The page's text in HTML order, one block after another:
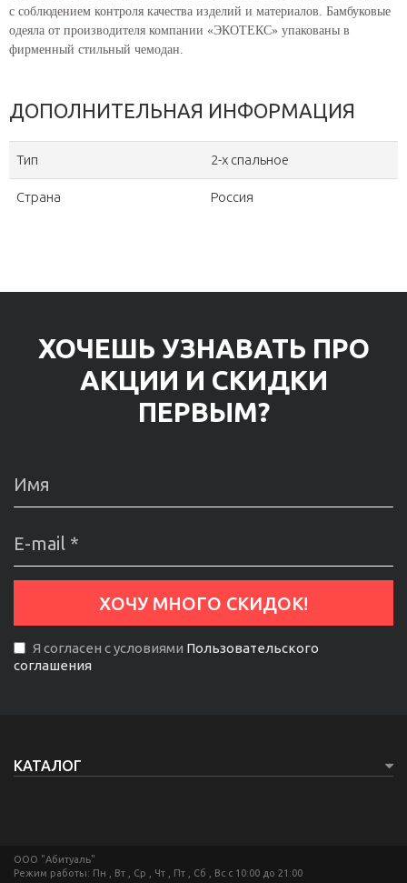
с соблюдением контроля качества изделий и материалов. Бамбуковые
одеяла от производителя компании «ЭКОТЕКС» упакованы в
фирменный стильный чемодан.
ДОПОЛНИТЕЛЬНАЯ ИНФОРМАЦИЯ
Тип 2-х спальное
Страна Россия
ХОЧЕШЬ УЗНАВАТЬ ПРО
АКЦИИ И СКИДКИ
ПЕРВЫМ?
Я согласен с условиями Пользовательского
соглашения
КАТАЛОГ
ООО "Абитуаль"
Режим работы: Пн , Вт , Ср , Чт , Пт , Сб , Вс c 10:00 до 21:00